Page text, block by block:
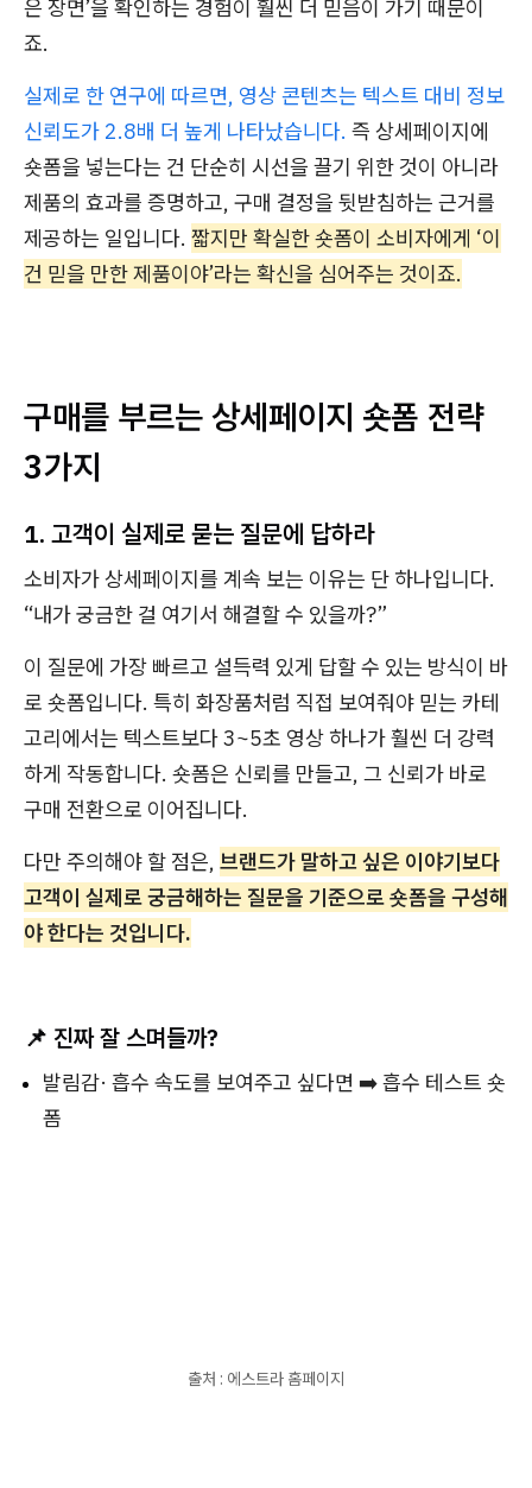
은 장면’을 확인하는 경험이 훨씬 더 믿음이 가기 때문이
죠.
실제로 한 연구에 따르면, 영상 콘텐츠는 텍스트 대비 정보
신뢰도가 2.8배 더 높게 나타났습니다. 즉 상세페이지에
숏폼을 넣는다는 건 단순히 시선을 끌기 위한 것이 아니라
제품의 효과를 증명하고, 구매 결정을 뒷받침하는 근거를
제공하는 일입니다. 짧지만 확실한 숏폼이 소비자에게 ‘이
건 믿을 만한 제품이야’라는 확신을 심어주는 것이죠.
구매를 부르는 상세페이지 숏폼 전략
3가지
1. 고객이 실제로 묻는 질문에 답하라
소비자가 상세페이지를 계속 보는 이유는 단 하나입니다.
“내가 궁금한 걸 여기서 해결할 수 있을까?”
이 질문에 가장 빠르고 설득력 있게 답할 수 있는 방식이 바
로 숏폼입니다. 특히 화장품처럼 직접 보여줘야 믿는 카테
고리에서는 텍스트보다 3~5초 영상 하나가 훨씬 더 강력
하게 작동합니다. 숏폼은 신뢰를 만들고, 그 신뢰가 바로
구매 전환으로 이어집니다.
다만 주의해야 할 점은, 브랜드가 말하고 싶은 이야기보다
고객이 실제로 궁금해하는 질문을 기준으로 숏폼을 구성해
야 한다는 것입니다.
📌 진짜 잘 스며들까?
발림감· 흡수 속도를 보여주고 싶다면 ➡️ 흡수 테스트 숏
폼
출처 : 에스트라 홈페이지